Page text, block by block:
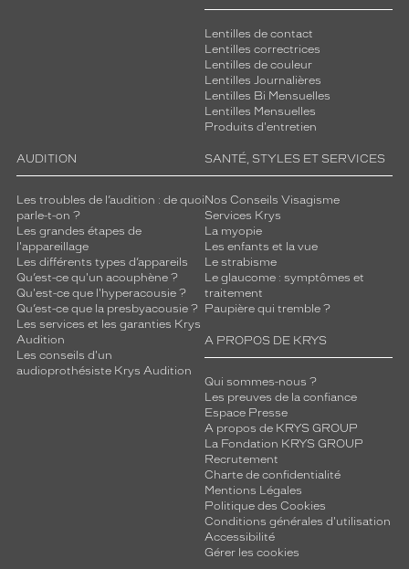
Lentilles de contact
Lentilles correctrices
Lentilles de couleur
Lentilles Journalières
Lentilles Bi Mensuelles
Lentilles Mensuelles
Produits d'entretien
AUDITION
Les troubles de l’audition : de quoi
parle-t-on ?
Les grandes étapes de
l'appareillage
Les différents types d’appareils
Qu’est-ce qu'un acouphène ?
Qu'est-ce que l'hyperacousie ?
Qu’est-ce que la presbyacousie ?
Les services et les garanties Krys
Audition
Les conseils d'un
audioprothésiste Krys Audition
SANTÉ, STYLES ET SERVICES
Nos Conseils Visagisme
Services Krys
La myopie
Les enfants et la vue
Le strabisme
Le glaucome : symptômes et
traitement
Paupière qui tremble ?
A PROPOS DE KRYS
Qui sommes-nous ?
Les preuves de la confiance
Espace Presse
A propos de KRYS GROUP
La Fondation KRYS GROUP
Recrutement
Charte de confidentialité
Mentions Légales
Politique des Cookies
Conditions générales d'utilisation
Accessibilité
Gérer les cookies